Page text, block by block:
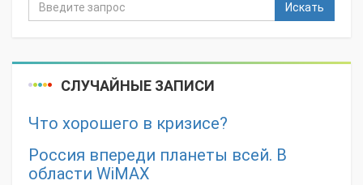
Искать
СЛУЧАЙНЫЕ ЗАПИСИ
Что хорошего в кризисе?
Россия впереди планеты всей. В
области WiMAX